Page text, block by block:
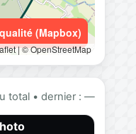
|© OpenStreetMap
(Mapbox)
total • dernier : —